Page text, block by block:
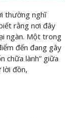
thường nghĩ
rằng nơi đây
ngàn. Một trong
đến đang gây
chữa lành” giữa
lời đồn,